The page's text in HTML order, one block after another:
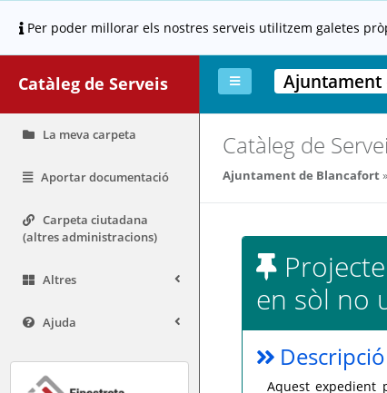
Per poder millorar els nostres serveis utilitzem galetes
Catàleg de Serveis
La meva carpeta
Aportar documentació
Carpeta ciutadana
(altres administracions)
Altres
Ajuda
Ajuntament
Catàleg de
Ajuntament de Blancafort
en sòl no
Descripció
Aquest expedient